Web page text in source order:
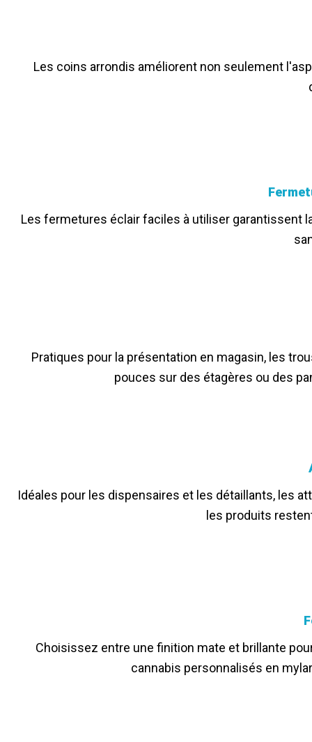
Les coins arrondis améliorent non seulement
Les fermetures éclair faciles à utiliser garantissent
Pratiques pour la présentation en magasin, les
pouces sur des étagères ou des
Idéales pour les dispensaires et les détaillants, les
les produits
Choisissez entre une finition mate et brillante
cannabis personnalisés en